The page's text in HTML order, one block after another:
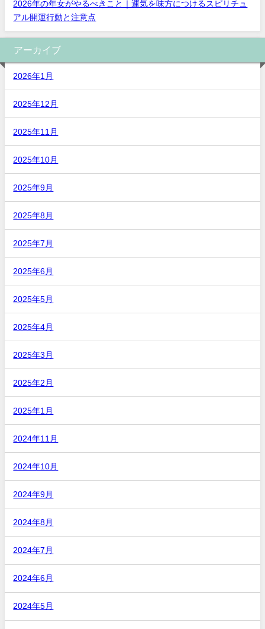
2026年の年女がやるべきこと｜運気を味方につけるスピリチュ
アル開運行動と注意点
アーカイブ
2026年1月
2025年12月
2025年11月
2025年10月
2025年9月
2025年8月
2025年7月
2025年6月
2025年5月
2025年4月
2025年3月
2025年2月
2025年1月
2024年11月
2024年10月
2024年9月
2024年8月
2024年7月
2024年6月
2024年5月